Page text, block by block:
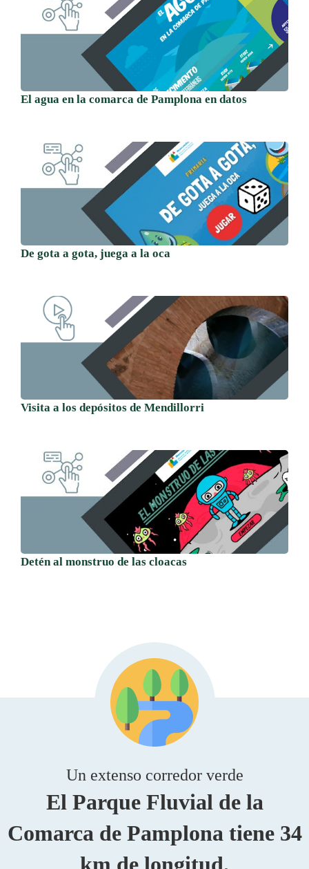
El agua en la comarca de Pamplona en datos
De gota a gota, juega a la oca
Visita a los depósitos de Mendillorri
Detén al monstruo de las cloacas
Un extenso corredor verde
El Parque Fluvial de la
Comarca de Pamplona tiene 34
km de longitud.